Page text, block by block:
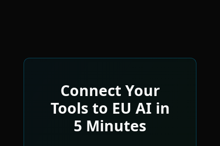
Connect Your
Tools to EU AI in
5 Minutes